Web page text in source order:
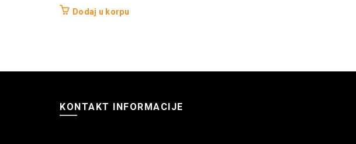
Dodaj u korpu
KONTAKT INFORMACIJE